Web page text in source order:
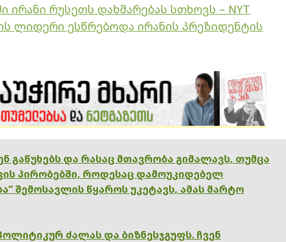
ირანი რუსეთს დახმარებას სთხოვს – NYT
ლიდერი ესწრებოდა ირანის პრეზიდენტის
გაწუხებს და რასაც მთავრობა გიმალავს, თუმცა
პირობებში, როდესაც დამოუკიდებელ
შემოსავლის წყაროს უკეტავს, ამას მარტო
ძალას და ბიზნესჯგუფს. ჩვენ